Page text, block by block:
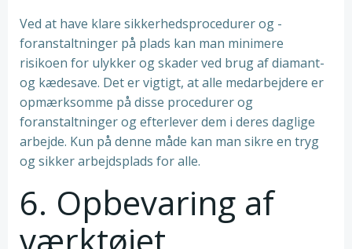
Ved at have klare sikkerhedsprocedurer og -
foranstaltninger på plads kan man minimere
risikoen for ulykker og skader ved brug af diamant-
og kædesave. Det er vigtigt, at alle medarbejdere er
opmærksomme på disse procedurer og
foranstaltninger og efterlever dem i deres daglige
arbejde. Kun på denne måde kan man sikre en tryg
og sikker arbejdsplads for alle.
6. Opbevaring af
værktøjet